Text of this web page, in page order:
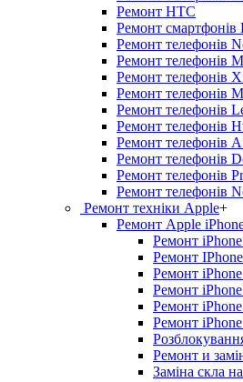
Ремонт HTC
Ремонт смартфонів
Ремонт телефонів
Ремонт телефонів
Ремонт телефонів
Ремонт телефонів
Ремонт телефонів
Ремонт телефонів
Ремонт телефонів
Ремонт телефонів
Ремонт телефонів
Ремонт телефонів
Ремонт техніки Apple+
Ремонт Apple
Ремонт
Ремонт
Ремонт
Ремонт
Ремонт
Ремонт
Ремонт и
Заміна скла